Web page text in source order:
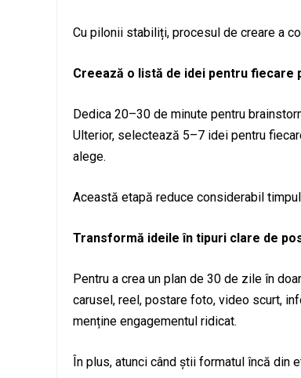
Cu pilonii stabiliți, procesul de creare a
Creează o listă de idei pentru fiecare
Dedica 20–30 de minute pentru
Ulterior, selectează 5–7 idei pentru
alege.
Această etapă reduce considerabil
Transformă ideile în tipuri clare de
Pentru a crea un plan de 30 de zile în
carusel, reel, postare foto, video scurt,
menține engagementul ridicat.
În plus, atunci când știi formatul încă din